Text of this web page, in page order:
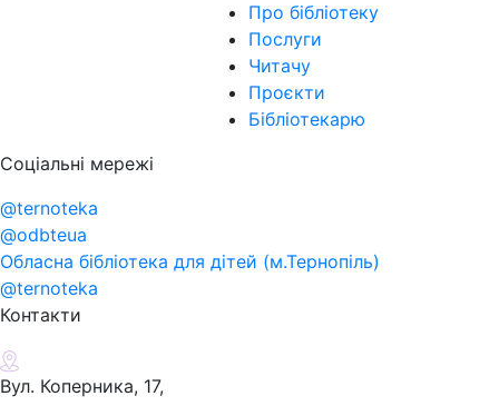
Про бібліотеку
Послуги
Читачу
Проєкти
Бібліотекарю
Соціальні мережі
@ternoteka
@odbteua
Обласна бібліотека для дітей (м.Тернопіль)
@ternoteka
Контакти
Вул. Коперника, 17,